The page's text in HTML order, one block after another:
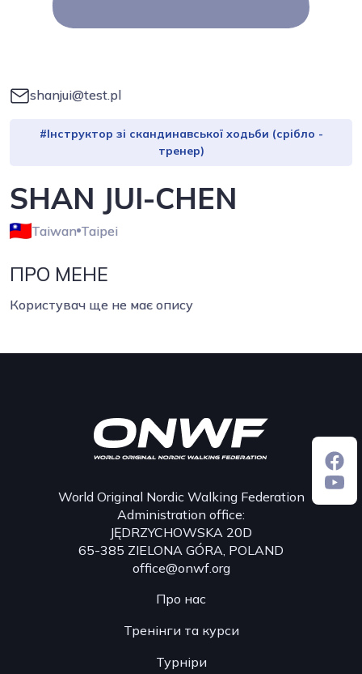
shanjui@test.pl
#Інструктор зі скандинавської ходьби (срібло -
тренер)
SHAN JUI-CHEN
Taiwan Taipei
ПРО МЕНЕ
Користувач ще не має опису
World Original Nordic Walking Federation
Administration office:
JĘDRZYCHOWSKA 20D
65-385 ZIELONA GÓRA, POLAND
office@onwf.org
Про нас
Тренінги та курси
Турніри